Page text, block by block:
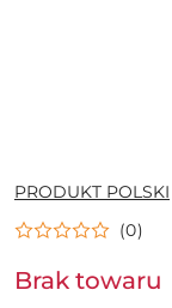
NAZWA
PRODUCENTA:
PRODUKT POLSKI
(0)
Brak towaru